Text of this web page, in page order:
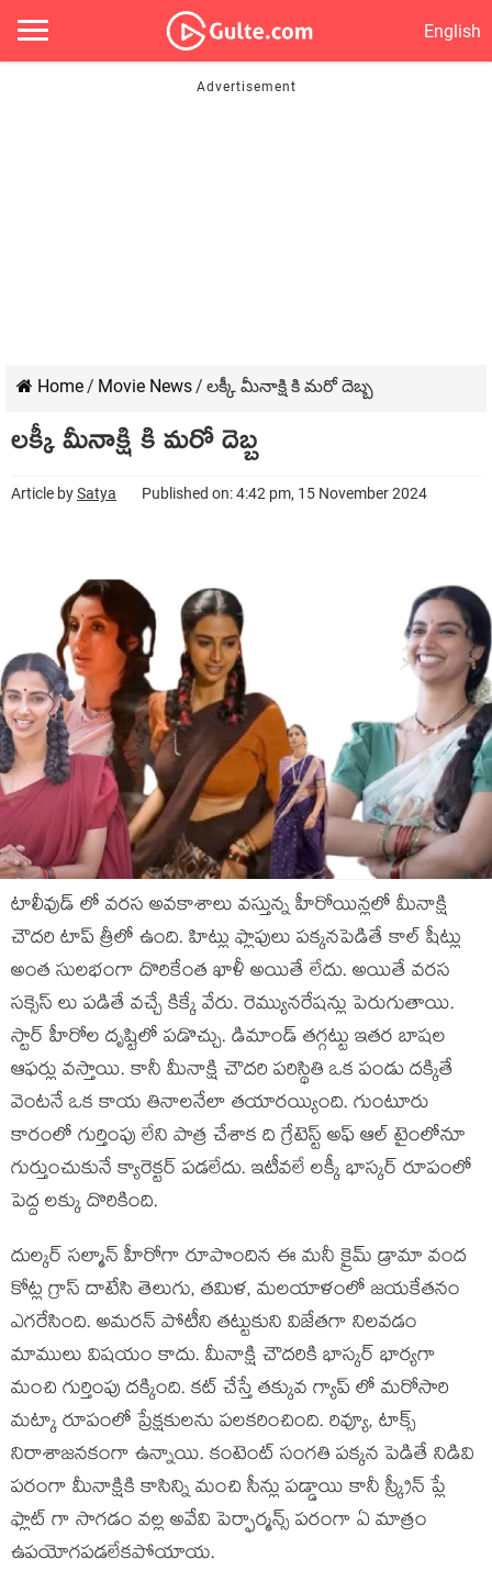
English
Home/ Movie News/ లక్కీ మీనాక్షి కి మరో దెబ్బ
లక్కీ మీనాక్షి కి మరో దెబ్బ
Article bySatya Published on: 4:42 pm, 15 November 2024
టాలీవుడ్ లో వరస అవకాశాలు వస్తున్న హీరోయిన్లలో మీనాక్షి
చౌదరి టాప్ త్రీలో ఉంది. హిట్లు ఫ్లాపులు పక్కనపెడితే కాల్ షీట్లు
అంత సులభంగా దొరికేంత ఖాళీ అయితే లేదు. అయితే వరస
సక్సెస్ లు పడితే వచ్చే కిక్కే వేరు. రెమ్యునరేషన్లు పెరుగుతాయి.
స్టార్ హీరోల దృష్టిలో పడొచ్చు. డిమాండ్ తగ్గట్టు ఇతర బాషల
ఆఫర్లు వస్తాయి. కానీ మీనాక్షి చౌదరి పరిస్థితి ఒక పండు దక్కితే
వెంటనే ఒక కాయ తినాలనేలా తయారయ్యింది. గుంటూరు
కారంలో గుర్తింపు లేని పాత్ర చేశాక ది గ్రేటెస్ట్ అఫ్ ఆల్ టైంలోనూ
గుర్తుంచుకునే క్యారెక్టర్ పడలేదు. ఇటీవలే లక్కీ భాస్కర్ రూపంలో
పెద్ద లక్కు దొరికింది.
దుల్కర్ సల్మాన్ హీరోగా రూపొందిన ఈ మనీ క్రైమ్ డ్రామా వంద
కోట్ల గ్రాస్ దాటేసి తెలుగు, తమిళ, మలయాళంలో జయకేతనం
ఎగరేసింది. అమరన్ పోటీని తట్టుకుని విజేతగా నిలవడం
మాములు విషయం కాదు. మీనాక్షి చౌదరికి భాస్కర్ భార్యగా
మంచి గుర్తింపు దక్కింది. కట్ చేస్తే తక్కువ గ్యాప్ లో మరోసారి
మట్కా రూపంలో ప్రేక్షకులను పలకరించింది. రివ్యూ, టాక్స్
నిరాశాజనకంగా ఉన్నాయి. కంటెంట్ సంగతి పక్కన పెడితే నిడివి
పరంగా మీనాక్షికి కాసిన్ని మంచి సీన్లు పడ్డాయి కానీ స్క్రీన్ ప్లే
ఫ్లాట్ గా సాగడం వల్ల అవేవి పెర్ఫార్మన్స్ పరంగా ఏ మాత్రం
ఉపయోగపడలేకపోయాయ.